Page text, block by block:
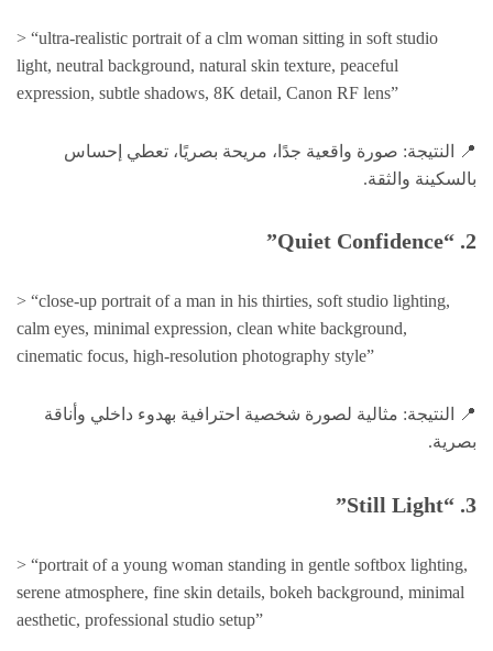
> “ultra-realistic portrait of a clm woman sitting in soft studio
light, neutral background, natural skin texture, peaceful
expression, subtle shadows, 8K detail, Canon RF lens”
📍 النتيجة: صورة واقعية جدًا، مريحة بصريًا، تعطي إحساس
بالسكينة والثقة.
2. “Quiet Confidence”
> “close-up portrait of a man in his thirties, soft studio lighting,
calm eyes, minimal expression, clean white background,
cinematic focus, high-resolution photography style”
📍 النتيجة: مثالية لصورة شخصية احترافية بهدوء داخلي وأناقة
بصرية.
3. “Still Light”
> “portrait of a young woman standing in gentle softbox lighting,
serene atmosphere, fine skin details, bokeh background, minimal
aesthetic, professional studio setup”